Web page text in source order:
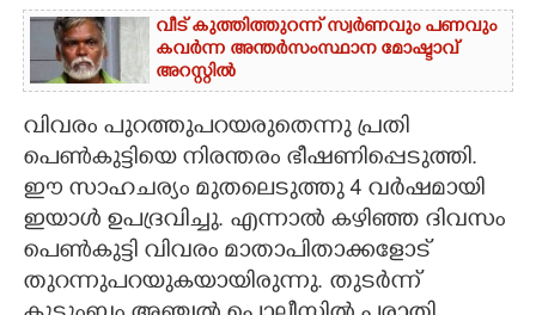
വീട് കുത്തിത്തുറന്ന് സ്വർണവും പണവും
കവർന്ന അന്തർസംസ്ഥാന മോഷ്ടാവ്
അറസ്റ്റിൽ
വിവരം പുറത്തുപറയരുതെന്നു പ്രതി
പെൺകുട്ടിയെ നിരന്തരം ഭീഷണിപ്പെടുത്തി.
ഈ സാഹചര്യം മുതലെടുത്തു 4 വർഷമായി
ഇയാൾ ഉപദ്രവിച്ചു. ​എന്നാൽ ​കഴിഞ്ഞ ദിവസം
പെൺകുട്ടി വിവരം മാതാപിതാക്കളോട്
തുറന്നുപറയുകയായിരുന്നു. തുടർന്ന്